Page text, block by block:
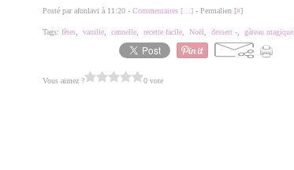
Posté par afonlavi à 11:20 - Commentaires [ ] - Permalien [#]
Tags: fêtes vanille cannelle recette facile Noël dessert - gâteau magique
Vous aimez ? 0 vote